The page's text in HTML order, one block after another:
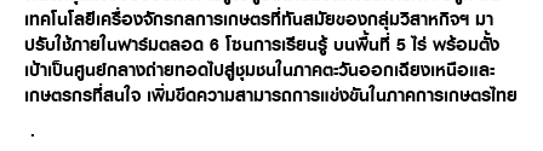
วารสารออนไลน์
เทคโนโลยีเครื่องจักรกลการเกษตรที่ทันสมัยของกลุ่มวิสาหกิจฯ มา
ปรับใช้ภายในฟาร์มตลอด 6 โซนการเรียนรู้ บนพื้นที่ 5 ไร่ พร้อมตั้ง
เป้าเป็นศูนย์กลางถ่ายทอดไปสู่ชุมชนในภาคตะวันออกเฉียงเหนือและ
เกษตรกรที่สนใจ เพิ่มขีดความสามารถการแข่งขันในภาคการเกษตรไทย
.